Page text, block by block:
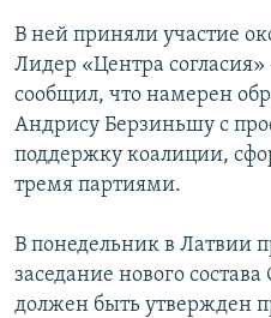
ПОДПИШИТЕСЬ НА
СОЦИАЛЬНЫЕ СЕТИ
Все сайты РСЕ/РС
В ней приняли участие
Лидер «Центра
сообщил, что намерен
Андрису Берзиньшу с
поддержку коалиции,
тремя партиями.
В понедельник в Латвии
заседание нового
должен быть утвержден